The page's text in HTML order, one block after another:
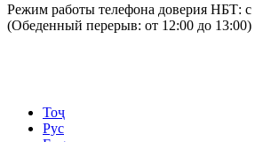
Режим работы телефона доверия НБТ:
(Обеденный перерыв: от 12:00 до 13:00)
Тоҷ
Рус